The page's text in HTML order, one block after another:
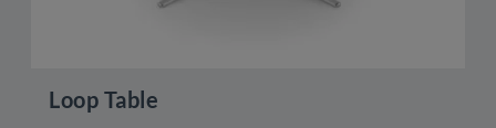
Loop Table